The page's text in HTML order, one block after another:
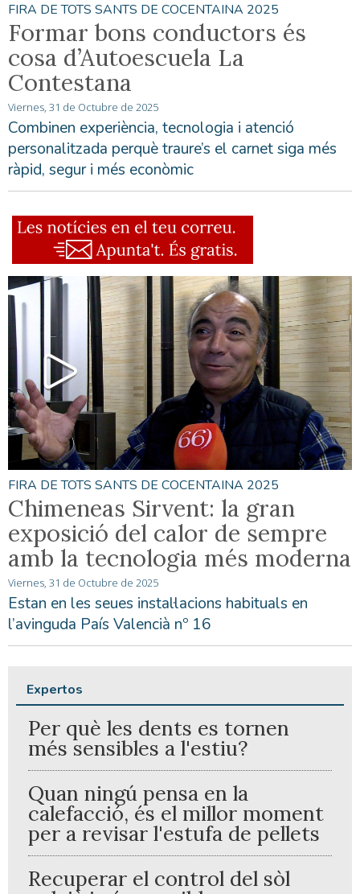
FIRA DE TOTS SANTS DE COCENTAINA 2025
Formar bons conductors és
cosa d’Autoescuela La
Contestana
Viernes, 31 de Octubre de 2025
Combinen experiència, tecnologia i atenció
personalitzada perquè traure’s el carnet siga més
ràpid, segur i més econòmic
FIRA DE TOTS SANTS DE COCENTAINA 2025
Chimeneas Sirvent: la gran
exposició del calor de sempre
amb la tecnologia més moderna
Viernes, 31 de Octubre de 2025
Estan en les seues instal·lacions habituals en
l’avinguda País Valencià nº 16
Expertos
Per què les dents es tornen
més sensibles a l'estiu?
Quan ningú pensa en la
calefacció, és el millor moment
per a revisar l'estufa de pellets
Recuperar el control del sòl